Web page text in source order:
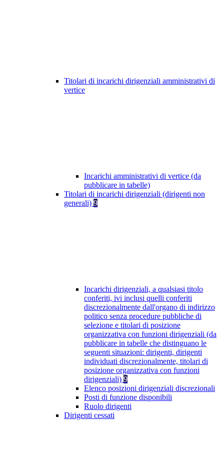
Titolari di incarichi dirigenziali amministrativi di
vertice
Incarichi amministrativi di vertice (da
pubblicare in tabelle)
Titolari di incarichi dirigenziali (dirigenti non
generali) 9
Incarichi dirigenziali, a qualsiasi titolo
conferiti, ivi inclusi quelli conferiti
discrezionalmente dall'organo di indirizzo
politico senza procedure pubbliche di
selezione e titolari di posizione
organizzativa con funzioni dirigenziali (da
pubblicare in tabelle che distinguano le
seguenti situazioni: dirigenti, dirigenti
individuati discrezionalmente, titolari di
posizione organizzativa con funzioni
dirigenziali) 9
Elenco posizioni dirigenziali discrezionali
Posti di funzione disponibili
Ruolo dirigenti
Dirigenti cessati